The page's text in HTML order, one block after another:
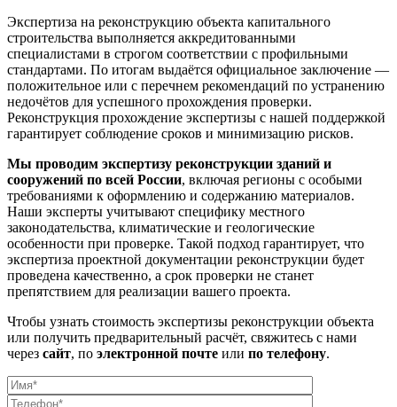
Экспертиза на реконструкцию объекта капитального
строительства выполняется аккредитованными
специалистами в строгом соответствии с профильными
стандартами. По итогам выдаётся официальное заключение —
положительное или с перечнем рекомендаций по устранению
недочётов для успешного прохождения проверки.
Реконструкция прохождение экспертизы с нашей поддержкой
гарантирует соблюдение сроков и минимизацию рисков.
Мы проводим экспертизу реконструкции зданий и
сооружений по всей России, включая регионы с особыми
требованиями к оформлению и содержанию материалов.
Наши эксперты учитывают специфику местного
законодательства, климатические и геологические
особенности при проверке. Такой подход гарантирует, что
экспертиза проектной документации реконструкции будет
проведена качественно, а срок проверки не станет
препятствием для реализации вашего проекта.
Чтобы узнать стоимость экспертизы реконструкции объекта
или получить предварительный расчёт, свяжитесь с нами
через сайт, по электронной почте или по телефону.